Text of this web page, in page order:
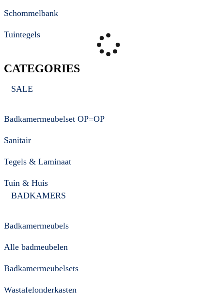
Schommelbank
Tuintegels
CATEGORIES
SALE
Badkamermeubelset OP=OP
Sanitair
Tegels & Laminaat
Tuin & Huis
BADKAMERS
Badkamermeubels
Alle badmeubelen
Badkamermeubelsets
Wastafelonderkasten